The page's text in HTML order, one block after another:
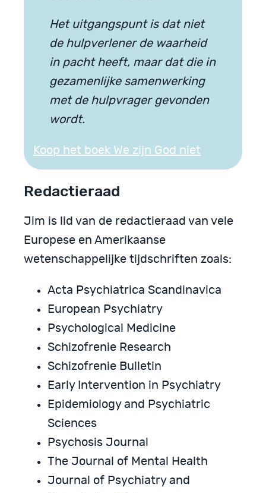
Het uitgangspunt is dat niet
de hulpverlener de waarheid
in pacht heeft, maar dat die in
gezamenlijke samenwerking
met de hulpvrager gevonden
wordt.
Koop het boek We zijn God niet
Redactieraad
Jim is lid van de redactieraad van vele
Europese en Amerikaanse
wetenschappelijke tijdschriften zoals:
Acta Psychiatrica Scandinavica
European Psychiatry
Psychological Medicine
Schizofrenie Research
Schizofrenie Bulletin
Early Intervention in Psychiatry
Epidemiology and Psychiatric
Sciences
Psychosis Journal
The Journal of Mental Health
Journal of Psychiatry and